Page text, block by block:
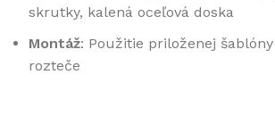
skrutky, kalená oceľová doska
Montáž: Použitie priloženej
rozteče